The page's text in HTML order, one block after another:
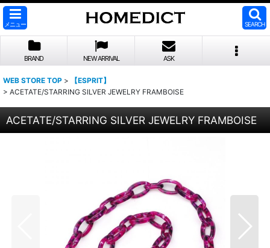
メニュー SEARCH
BRAND NEW ARRIVAL ASK
WEB STORE TOP >
【ESPRIT】
> ACETATE/STARRING SILVER JEWELRY FRAMBOISE
ACETATE/STARRING SILVER JEWELRY FRAMBOISE